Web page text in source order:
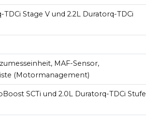
Stage V und 2.2L Duratorq-TDCi
MAF-Sensor,
(Motormanagement)
SCTi und 2.0L Duratorq-TDCi Stufe